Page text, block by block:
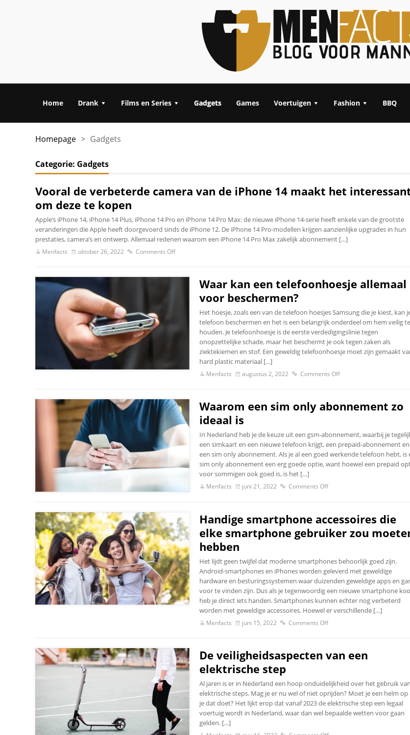
Home Drank Films en Series Gadgets Games Voertuigen Fashion BBQ
Homepage > Gadgets
Categorie: Gadgets
Vooral de verbeterde camera van de iPhone 14 maakt het
om deze te kopen
Apple’s iPhone 14, iPhone 14 Plus, iPhone 14 Pro en iPhone 14 Pro Max: de nieuwe iPhone 14-serie heeft enkele van de grootste
veranderingen die Apple heeft doorgevoerd sinds de iPhone 12. De iPhone 14 Pro-modellen krijgen aanzienlijke upgrades in hun
prestaties, camera’s en ontwerp. Allemaal redenen waarom een iPhone 14 Pro Max zakelijk abonnement […]
Menfacts oktober 26, 2022 Comments Off
Waar kan een telefoonhoesje allemaal
voor beschermen?
Het hoesje, zoals een van de telefoon hoesjes Samsung die je kiest, kan
telefoon beschermen en het is een belangrijk onderdeel om hem veilig te
houden. Je telefoonhoesje is de eerste verdedigingslinie tegen
onopzettelijke schade, maar het beschermt je ook tegen zaken als
ziektekiemen en stof. Een geweldig telefoonhoesje moet zijn gemaakt
hard plastic materiaal […]
Menfacts augustus 2, 2022 Comments Off
Waarom een sim only abonnement zo
ideaal is
In Nederland heb je de keuze uit een gsm-abonnement, waarbij je
een simkaart en een nieuwe telefoon krijgt, een prepaid-abonnement en
een sim only abonnement. Als je al een goed werkende telefoon hebt, is
sim only abonnement een erg goede optie, want hoewel een prepaid
voor sommigen ook goed is, is het […]
Menfacts juni 21, 2022 Comments Off
Handige smartphone accessoires die
elke smartphone gebruiker zou
hebben
Het lijdt geen twijfel dat moderne smartphones behoorlijk goed zijn.
Android-smartphones en iPhones worden geleverd met geweldige
hardware en besturingssystemen waar duizenden geweldige apps en
voor te vinden zijn. Dus als je tegenwoordig een nieuwe smartphone
heb je direct iets handen. Smartphones kunnen echter nog verbeterd
worden met geweldige accessoires. Hoewel er verschillende […]
Menfacts juni 15, 2022 Comments Off
De veiligheidsaspecten van een
elektrische step
Al jaren is er in Nederland een hoop onduidelijkheid over het gebruik van
elektrische steps. Mag je er nu wel of niet oprijden? Moet je een helm op
je dat doet? Het lijkt erop dat vanaf 2023 de elektrische step een legaal
voertuig wordt in Nederland, waar dan wel bepaalde wetten voor gaan
gelden. […]